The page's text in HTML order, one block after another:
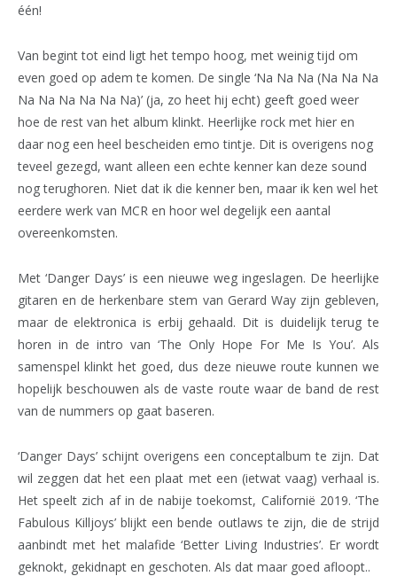
één!
Van begint tot eind ligt het tempo hoog, met weinig tijd om
even goed op adem te komen. De single ‘Na Na Na (Na Na Na
Na Na Na Na Na Na)’ (ja, zo heet hij echt) geeft goed weer
hoe de rest van het album klinkt. Heerlijke rock met hier en
daar nog een heel bescheiden emo tintje. Dit is overigens nog
teveel gezegd, want alleen een echte kenner kan deze sound
nog terughoren. Niet dat ik die kenner ben, maar ik ken wel het
eerdere werk van MCR en hoor wel degelijk een aantal
overeenkomsten.
Met ‘Danger Days’ is een nieuwe weg ingeslagen. De heerlijke
gitaren en de herkenbare stem van Gerard Way zijn gebleven,
maar de elektronica is erbij gehaald. Dit is duidelijk terug te
horen in de intro van ‘The Only Hope For Me Is You’. Als
samenspel klinkt het goed, dus deze nieuwe route kunnen we
hopelijk beschouwen als de vaste route waar de band de rest
van de nummers op gaat baseren.
‘Danger Days’ schijnt overigens een conceptalbum te zijn. Dat
wil zeggen dat het een plaat met een (ietwat vaag) verhaal is.
Het speelt zich af in de nabije toekomst, Californië 2019. ‘The
Fabulous Killjoys’ blijkt een bende outlaws te zijn, die de strijd
aanbindt met het malafide ‘Better Living Industries’. Er wordt
geknokt, gekidnapt en geschoten. Als dat maar goed afloopt..